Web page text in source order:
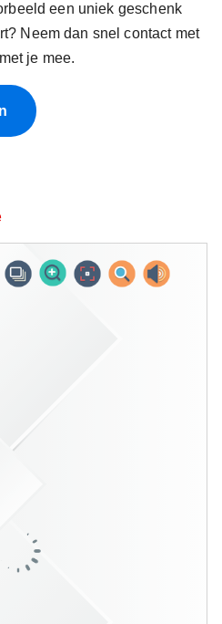
een uniek geschenk
Neem dan snel contact met
je mee.